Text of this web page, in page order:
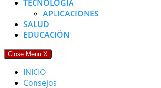
TECNOLOGÍA
APLICACIONES
SALUD
EDUCACIÓN
Close Menu X
INICIO
Consejos